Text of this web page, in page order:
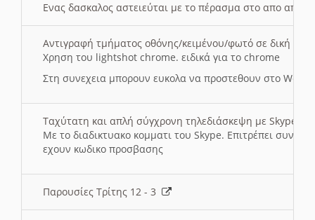
Ενας δασκαλος αστειεύται με το πέρασμα στο απο
Αντιγραφή τμήματος οθόνης/κειμένου/φωτό σε δική
Χρηση του lightshot chrome. ειδικά για το chrome
Στη συνεχεια μπορουν ευκολα να προστεθουν στο Word
Ταχύτατη και απλή σύγχρονη τηλεδιάσκεψη με Skype
Με το διαδικτυακο κομματι του Skype. Επιτρέπει
εχουν κωδικο προσβασης
Παρουσίες Τρίτης 12 - 3